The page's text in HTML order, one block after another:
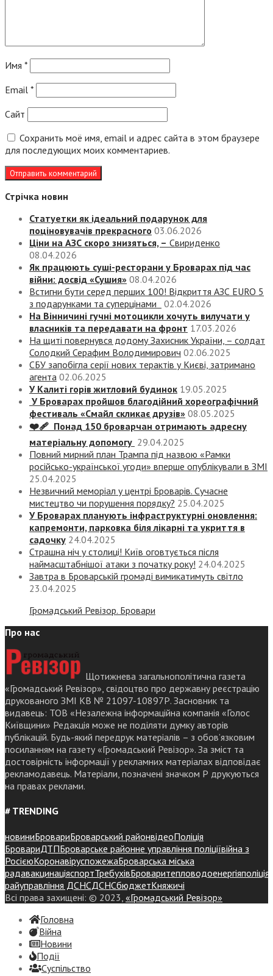
Имя *
Email *
Сайт
Сохранить моё имя, email и адрес сайта в этом браузере
для последующих моих комментариев.
Стрічка новин
Статуетки як ідеальний подарунок для
поціновувачів прекрасного 03.06.2026
Ціни на АЗС скоро знизяться, – Свириденко
08.04.2026
Як працюють суші-ресторани у Броварах під час
війни: досвід «Сушия» 08.04.2026
Встигни бути серед перших 100! Відкриття АЗС EURO 5
з подарунками та суперцінами
02.04.2026
На Вінничині гучні мотоцикли хочуть вилучати у
власників та передавати на фронт 17.03.2026
На щиті повернувся додому Захисник України, – солдат
Солодкий Серафим Володимирович 02.06.2025
СБУ запобігла серії нових терактів у Києві, затримано
агента 02.06.2025
У Калиті горів житловий будинок 19.05.2025
У Броварах пройшов благодійний хореографічний
фестиваль «Смайл скликає друзів» 08.05.2025
❤️‍🩹 Понад 150 броварчан отримають адресну
матеріальну допомогу 29.04.2025
Повний мирний план Трампа під назвою «‎Рамки
російсько-української угоди» вперше опублікували в ЗМІ
25.04.2025
Незвичний меморіал у центрі Броварів. Сучасне
мистецтво чи порушення порядку? 25.04.2025
У Броварах планують інфраструктурні оновлення:
капремонти, парковка біля лікарні та укриття в
садочку 24.04.2025
Страшна ніч у столиці! Київ оговтується після
наймасштабнішої атаки з початку року! 24.04.2025
Завтра в Броварській громаді вимикатимуть світло
23.04.2025
Громадський Ревізор. Бровари
Про нас
Щотижнева загальнополітична газета
«Громадський Ревізор», свідоцтво про державну реєстрацію
друкованого ЗМІ КВ № 21097-10897Р. Засновник та
видавець: ТОВ «Незалежна інформаційна компанія «Голос
Київщини» Редакція може не поділяти думку авторів
публікацій. Будь-який передрук матеріалів – з обов’язковим
посиланням на газету «Громадський Ревізор». За зміст та
достовірність інформації у рекламних матеріалах відповідає
рекламодавець. Матеріали, позначені значком Р друкуються
на правах реклами.
# TRENDING
новиниБровариБроварський районвідеоПоліція
БровариДТПБроварське районне управління поліціївійна з
РосієюКоронавіруспожежаБроварська міська
радавакцинаціяспортТребухівБроваритепловодоенергіяполіція
райуправління ДСНСДСНСбюджетКняжичі
Всі права захищені: © 2023, «Громадський Ревізор»
Головна
Війна
Новини
Події
Суспiльство